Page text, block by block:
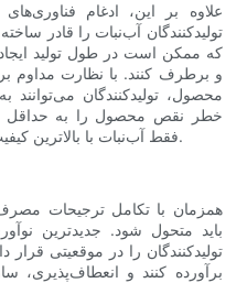
علاوه بر این، ادغام
تولیدکنندگان آب‌نبات را قادر
که ممکن است در طول تولید
و برطرف کنند. با نظارت مداوم
محصول، تولیدکنندگان
خطر نقص محصول را به حداقل
فقط آب‌نبات با بالاترین کیفیت به دست مصرف‌کنندگان می‌رسد.
همزمان با تکامل ترجیحات
باید متحول شود. جدیدترین
تولیدکنندگان را در موقعیتی قرار
برآورده کنند و انعطاف‌پذیری،